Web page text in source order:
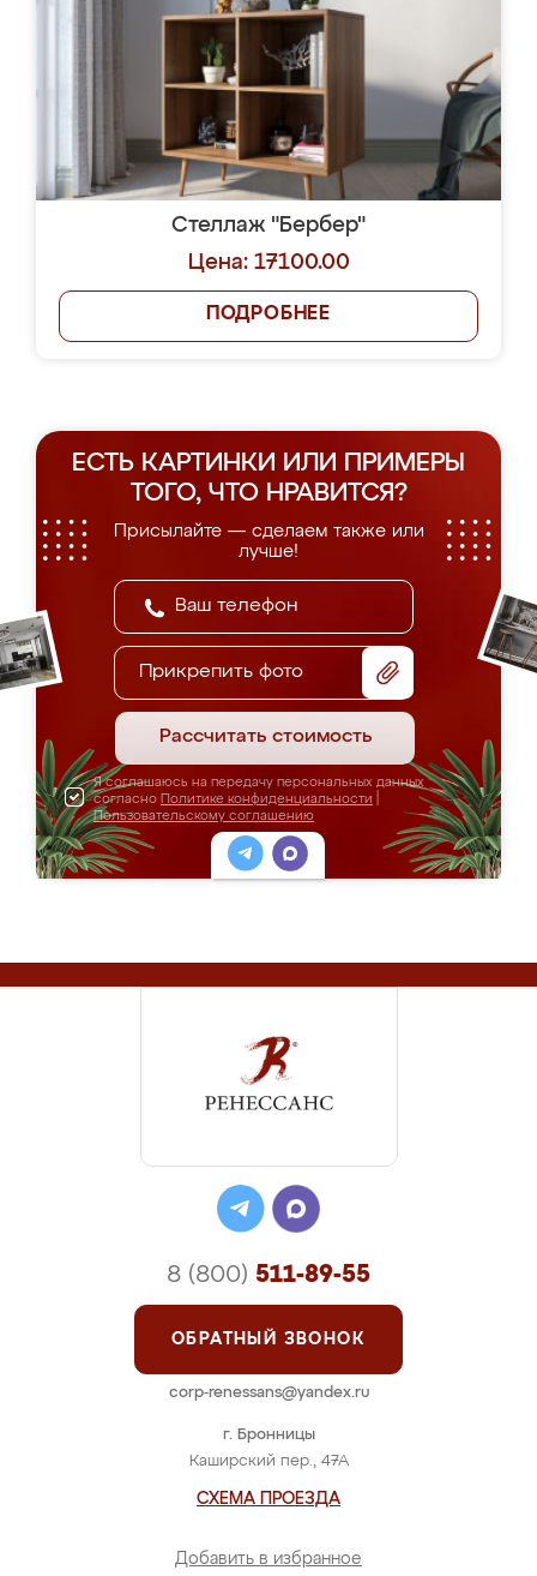
Стеллаж "Бербер"
Цена: 17100.00
ПОДРОБНЕЕ
ЕСТЬ КАРТИНКИ ИЛИ ПРИМЕРЫ
ТОГО, ЧТО НРАВИТСЯ?
Присылайте — сделаем также или
лучше!
Прикрепить фото
Рассчитать стоимость
Я соглашаюсь на передачу персональных данных
согласно Политике конфиденциальности
Пользовательскому соглашению
г. Бронницы
Каширский пер., 47А
СХЕМА ПРОЕЗДА
Добавить в избранное
8 (800) 511-89-55
ОБРАТНЫЙ ЗВОНОК
corp-renessans@yandex.ru